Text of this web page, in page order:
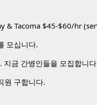
모십니다.
금 간병인들을 모집합니다
원 구합니다.